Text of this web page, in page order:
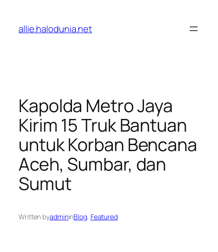
konten
allie.halodunia.net
Kapolda Metro Jaya
Kirim 15 Truk Bantuan
untuk Korban Bencana
Aceh, Sumbar, dan
Sumut
Written byadmininBlog, Featured